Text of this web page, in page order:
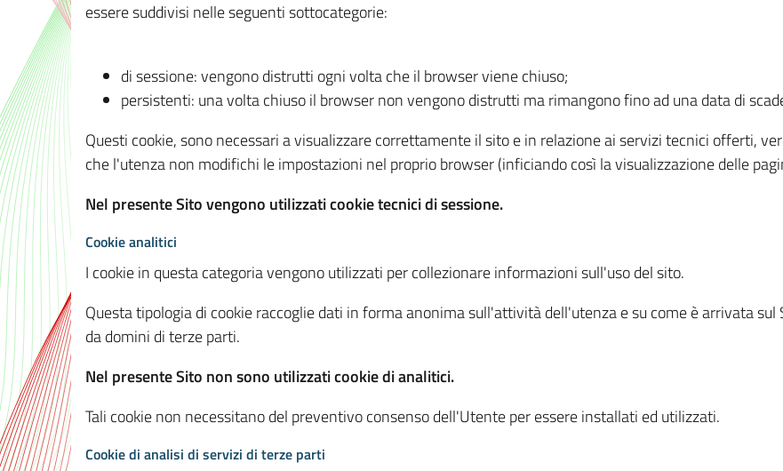
essere suddivisi nelle seguenti sottocategorie:
di sessione: vengono distrutti ogni volta che il browser viene chiuso;
persistenti: una volta chiuso il browser non vengono distrutti ma rimangono fino ad una data di
Questi cookie, sono necessari a visualizzare correttamente il sito e in relazione ai servizi tecnici offerti,
che l'utenza non modifichi le impostazioni nel proprio browser (inficiando così la visualizzazione delle
Nel presente Sito vengono utilizzati cookie tecnici di sessione.
Cookie analitici
I cookie in questa categoria vengono utilizzati per collezionare informazioni sull'uso del sito.
Questa tipologia di cookie raccoglie dati in forma anonima sull'attività dell'utenza e su come è arrivata
da domini di terze parti.
Nel presente Sito non sono utilizzati cookie di analitici.
Tali cookie non necessitano del preventivo consenso dell'Utente per essere installati ed utilizzati.
Cookie di analisi di servizi di terze parti